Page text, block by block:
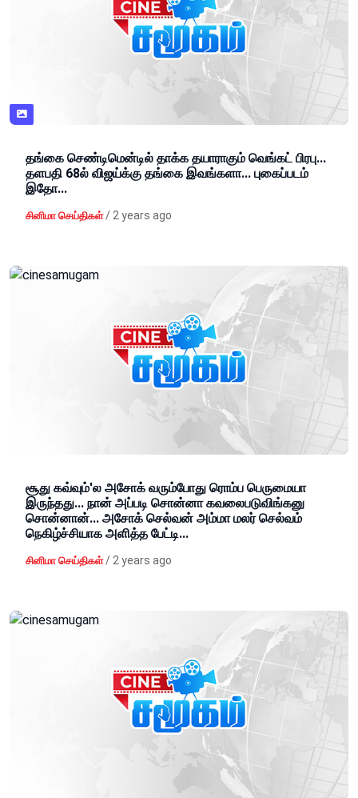
தங்கை செண்டிமென்டில் தாக்க தயாராகும் வெங்கட் பிரபு...
தளபதி 68ல் விஜய்க்கு தங்கை இவங்களா... புகைப்படம்
இதோ...
சினிமா செய்திகள் /2 years ago
சூது கவ்வும்'ல அசோக் வரும்போது ரொம்ப பெருமையா
இருந்தது... நான் அப்படி சொன்னா கவலைபடுவிங்கனு
சொன்னான்... அசோக் செல்வன் அம்மா மலர் செல்வம்
நெகிழ்ச்சியாக அளித்த பேட்டி...
சினிமா செய்திகள் /2 years ago